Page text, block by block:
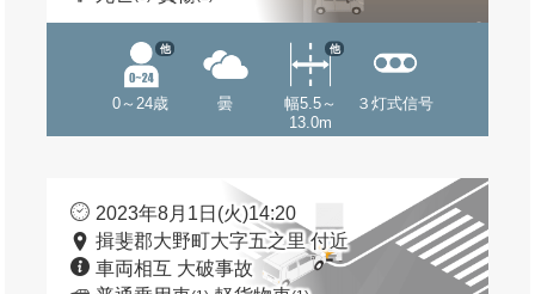
0～24歳
他
曇
幅5.5～
13.0m
他
３灯式信号
2023年8月1日(火)14:20
揖斐郡大野町大字五之里 付近
車両相互 大破事故